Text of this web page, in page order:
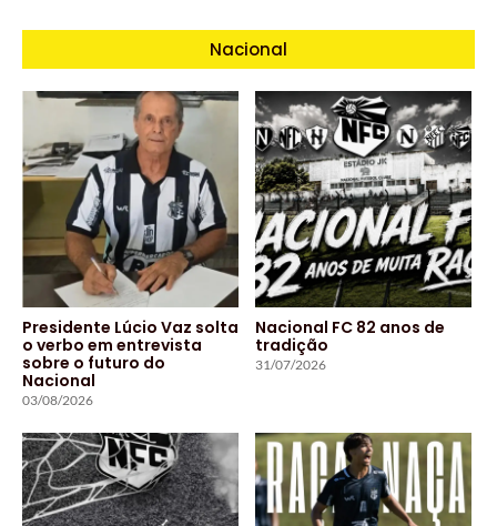
Nacional
Presidente Lúcio Vaz solta
o verbo em entrevista
sobre o futuro do
Nacional
03/08/2026
Nacional FC 82 anos de
tradição
31/07/2026